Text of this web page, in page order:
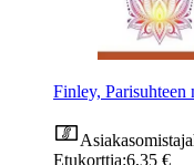
Finley, Parisuhteen
Etukorttia:6,35 €